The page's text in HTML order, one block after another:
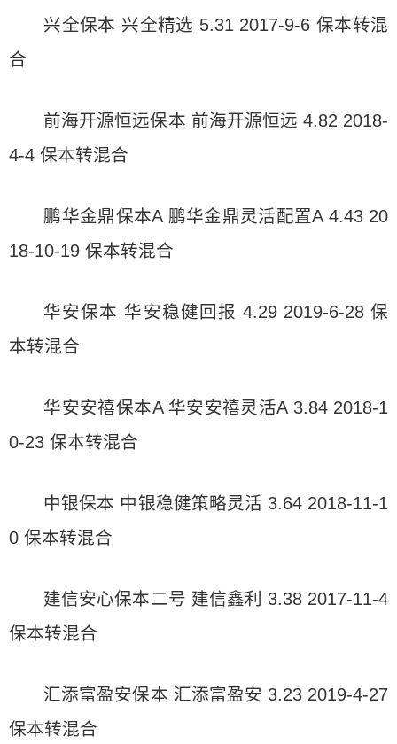
兴全保本 兴全精选 5.31 2017-9-6 保本转混
合
前海开源恒远保本 前海开源恒远 4.82 2018-
4-4 保本转混合
鹏华金鼎保本A 鹏华金鼎灵活配置A 4.43 20
18-10-19 保本转混合
华安保本 华安稳健回报 4.29 2019-6-28 保
本转混合
华安安禧保本A 华安安禧灵活A 3.84 2018-1
0-23 保本转混合
中银保本 中银稳健策略灵活 3.64 2018-11-1
0 保本转混合
建信安心保本二号 建信鑫利 3.38 2017-11-4
保本转混合
汇添富盈安保本 汇添富盈安 3.23 2019-4-27
保本转混合